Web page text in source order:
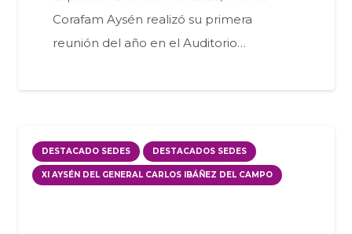
Corafam Aysén realizó su primera
reunión del año en el Auditorio…
DESTACADO SEDES DESTACADOS SEDES
XI AYSÉN DEL GENERAL CARLOS IBÁÑEZ DEL CAMPO